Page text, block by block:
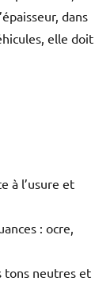
dans
elle doit
à l’usure et
: ocre,
tons neutres et